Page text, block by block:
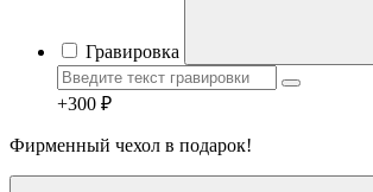
Гравировка
+300 ₽
Фирменный чехол в подарок!